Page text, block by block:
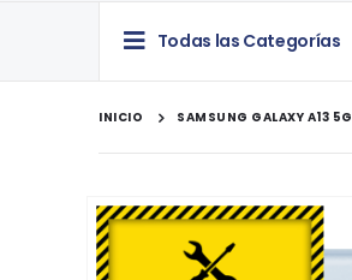
Todas las Categorías
INICIO SAMSUNG GALAXY A13 5G
Saltar
al
final